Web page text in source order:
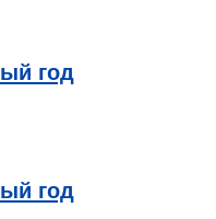
год
год